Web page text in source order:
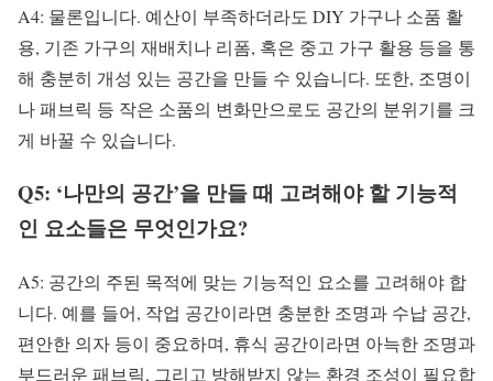
A4: 물론입니다. 예산이 부족하더라도 DIY 가구나 소품 활
용, 기존 가구의 재배치나 리폼, 혹은 중고 가구 활용 등을 통
해 충분히 개성 있는 공간을 만들 수 있습니다. 또한, 조명이
나 패브릭 등 작은 소품의 변화만으로도 공간의 분위기를 크
게 바꿀 수 있습니다.
Q5: ‘나만의 공간’을 만들 때 고려해야 할 기능적
인 요소들은 무엇인가요?
A5: 공간의 주된 목적에 맞는 기능적인 요소를 고려해야 합
니다. 예를 들어, 작업 공간이라면 충분한 조명과 수납 공간,
편안한 의자 등이 중요하며, 휴식 공간이라면 아늑한 조명과
부드러운 패브릭, 그리고 방해받지 않는 환경 조성이 필요합